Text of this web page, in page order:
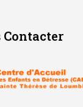
Contacter